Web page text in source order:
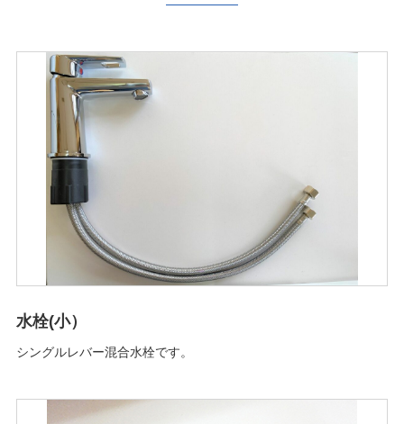
水栓(小）
シングルレバー混合水栓です。